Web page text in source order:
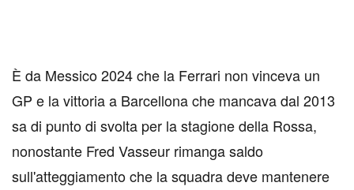
È da Messico 2024 che la Ferrari non vinceva un
GP e la vittoria a Barcellona che mancava dal 2013
sa di punto di svolta per la stagione della Rossa,
nonostante Fred Vasseur rimanga saldo
sull'atteggiamento che la squadra deve mantenere